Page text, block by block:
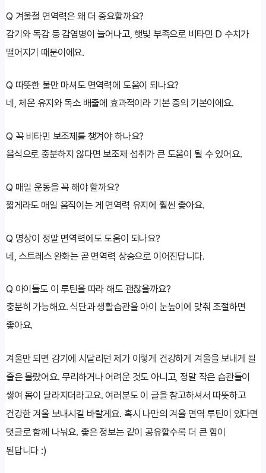
Q 겨울철 면역력은 왜 더 중요할까요?
감기와 독감 등 감염병이 늘어나고, 햇빛 부족으로 비타민 D 수치가
떨어지기 때문이에요.
Q 따뜻한 물만 마셔도 면역력에 도움이 되나요?
네, 체온 유지와 독소 배출에 효과적이라 기본 중의 기본이에요.
Q 꼭 비타민 보조제를 챙겨야 하나요?
음식으로 충분하지 않다면 보조제 섭취가 큰 도움이 될 수 있어요.
Q 매일 운동을 꼭 해야 할까요?
짧게라도 매일 움직이는 게 면역력 유지에 훨씬 좋아요.
Q 명상이 정말 면역력에도 도움이 되나요?
네, 스트레스 완화는 곧 면역력 상승으로 이어진답니다.
Q 아이들도 이 루틴을 따라 해도 괜찮을까요?
충분히 가능해요. 식단과 생활습관을 아이 눈높이에 맞춰 조절하면
좋아요.
겨울만 되면 감기에 시달리던 제가 이렇게 건강하게 겨울을 보내게 될
줄은 몰랐어요. 무리하거나 어려운 것도 아니고, 정말 작은 습관들이
쌓여 몸이 달라지더라고요. 여러분도 이 글을 참고하셔서 따뜻하고
건강한 겨울 보내시길 바랄게요. 혹시 나만의 겨울 면역 루틴이 있다면
댓글로 함께 나눠요. 좋은 정보는 같이 공유할수록 더 큰 힘이
된답니다 :)